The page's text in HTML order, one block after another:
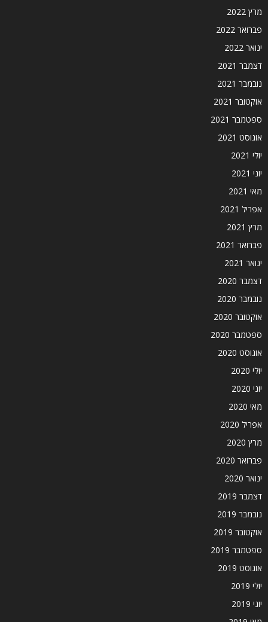
מרץ 2022
פברואר 2022
ינואר 2022
דצמבר 2021
נובמבר 2021
אוקטובר 2021
ספטמבר 2021
אוגוסט 2021
יולי 2021
יוני 2021
מאי 2021
אפריל 2021
מרץ 2021
פברואר 2021
ינואר 2021
דצמבר 2020
נובמבר 2020
אוקטובר 2020
ספטמבר 2020
אוגוסט 2020
יולי 2020
יוני 2020
מאי 2020
אפריל 2020
מרץ 2020
פברואר 2020
ינואר 2020
דצמבר 2019
נובמבר 2019
אוקטובר 2019
ספטמבר 2019
אוגוסט 2019
יולי 2019
יוני 2019